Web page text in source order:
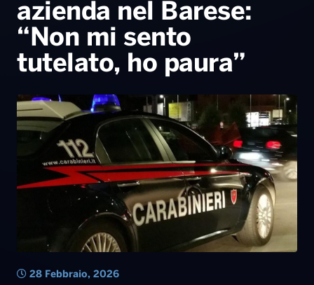
Leggerissime
Speciale Astrabilia 2026
Gallery
azienda nel Barese:
“Non mi sento
tutelato, ho paura”
28 Febbraio, 2026